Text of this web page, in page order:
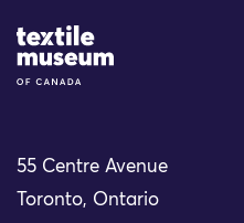
Site Logo
55 Centre Avenue
Toronto, Ontario